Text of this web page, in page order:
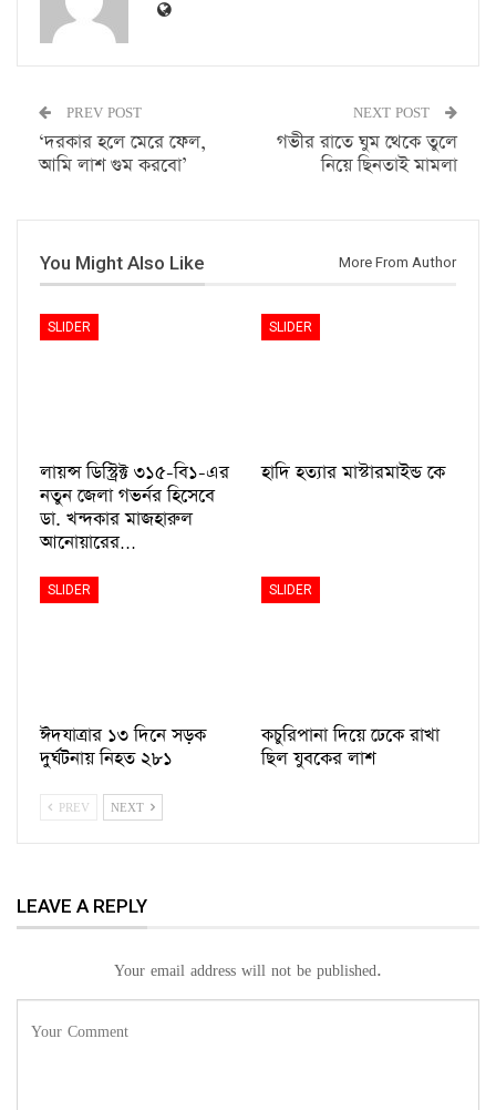
PREV POST
‘দরকার হলে মেরে ফেল,
আমি লাশ গুম করবো’
NEXT POST
গভীর রাতে ঘুম থেকে তুলে
নিয়ে ছিনতাই মামলা
You Might Also Like More From Author
SLIDER
লায়ন্স ডিস্ট্রিক্ট ৩১৫-বি১-এর
নতুন জেলা গভর্নর হিসেবে
ডা. খন্দকার মাজহারুল
আনোয়ারের…
SLIDER
হাদি হত্যার মাস্টারমাইন্ড কে
SLIDER
ঈদযাত্রার ১৩ দিনে সড়ক
দুর্ঘটনায় নিহত ২৮১
SLIDER
কচুরিপানা দিয়ে ঢেকে রাখা
ছিল যুবকের লাশ
PREV NEXT
LEAVE A REPLY
Your email address will not be published.